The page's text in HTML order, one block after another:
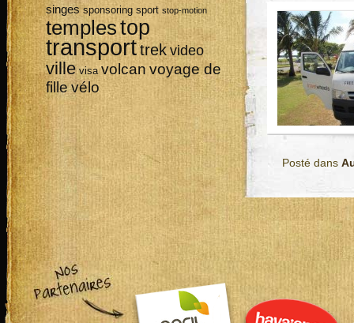
Posté dans
singes sponsoring sport stop-motion
templestop
transporttrek video
ville visa volcan voyage de
fillevélo